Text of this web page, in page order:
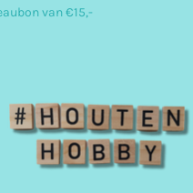
van €15,-